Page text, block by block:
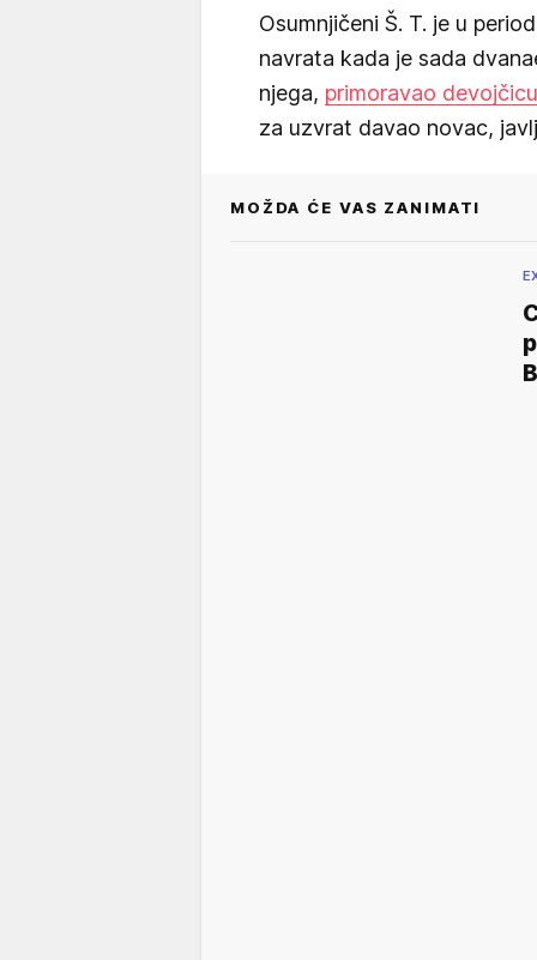
Osumnjičeni Š. T. je u
navrata kada je sada
njega, primoravao
za uzvrat davao novac,
MOŽDA ĆE VAS ZANIMATI